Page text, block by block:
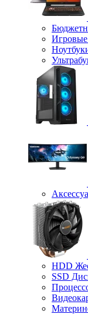
Игровые
HDD
SSD